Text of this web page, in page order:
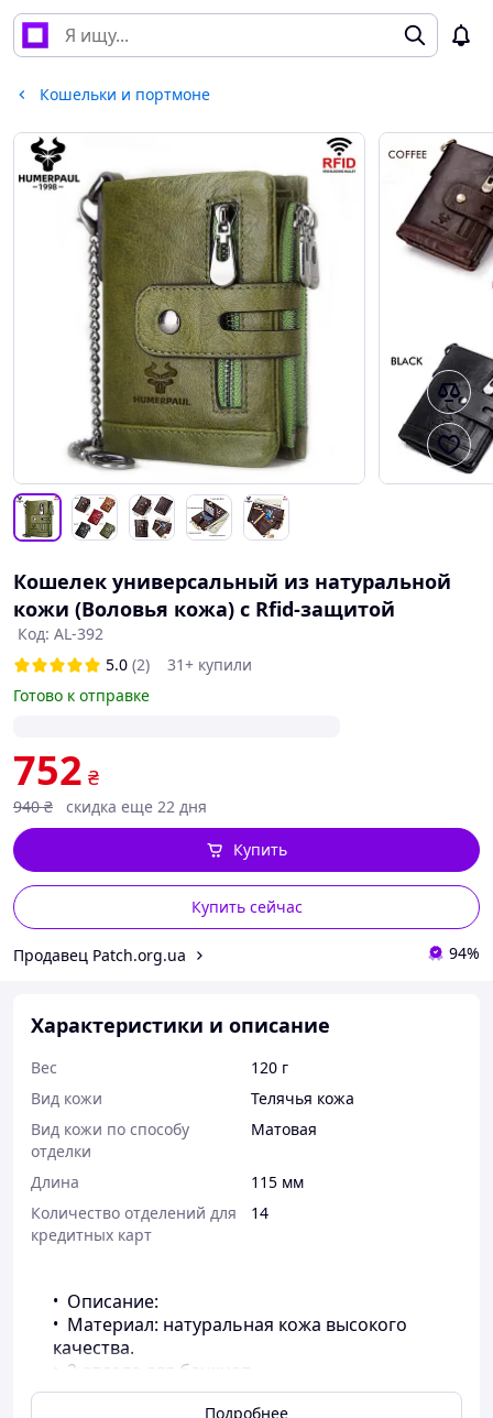
Кошельки и портмоне
Кошелек универсальный из натуральной
кожи (Воловья кожа) с Rfid-защитой
Код: AL-392
5.0 (2)
31+ купили
Готово к отправке
752 ₴
940 ₴ скидка еще 22 дня
Купить сейчас
Купить
Продавец Patch.org.ua 94%
Характеристики и описание
Вес
120 г
Вид кожи
Телячья кожа
Вид кожи по способу
отделки
Матовая
Длина
115 мм
Количество отделений для
кредитных карт
14
Описание:
Материал: натуральная кожа высокого
качества.
2 отдела для банкнот
3 отдела для монет
Подробнее